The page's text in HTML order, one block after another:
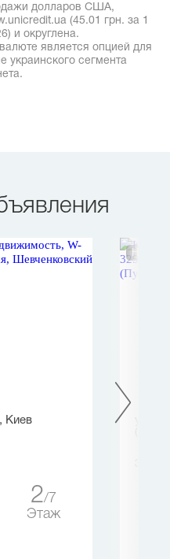
долларов США,
(45.01 грн. за 1
и округлена.
является опцией для
украинского сегмента
Киев
2
7
Этаж